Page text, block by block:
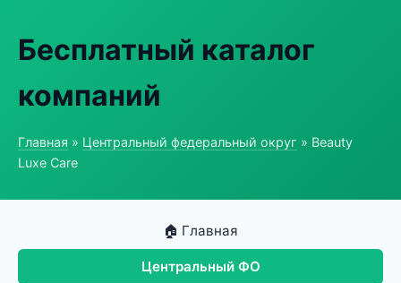
Бесплатный каталог
компаний
Главная » Центральный федеральный округ » Beauty
Luxe Care
🏠 Главная
Центральный ФО